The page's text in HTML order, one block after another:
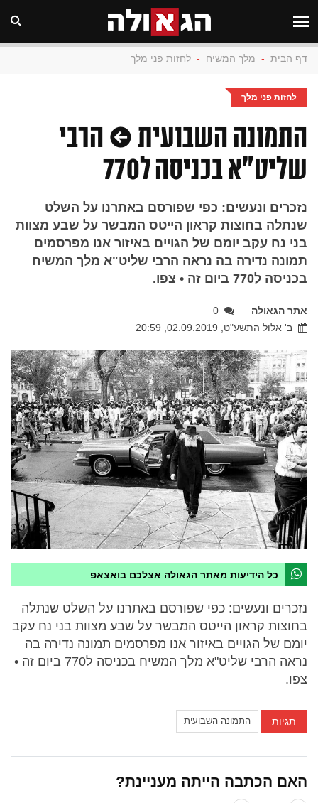
דף הבית - מלך המשיח - לחזות פני מלך
לחזות פני מלך
התמונה השבועית • הרבי
שליט"א בכניסה ל770
נזכרים ונעשים: כפי שפורסם באתרנו על השלט
שנתלה בחוצות קראון הייטס המבשר על שבע מצוות
בני נח עקב יומם של הגויים באיזור אנו מפרסמים
תמונה נדירה בה נראה הרבי שליט"א מלך המשיח
בכניסה ל770 ביום זה • צפו.
אתר הגאולה
0
ב' אלול התשע"ט, 02.09.2019, 20:59
כל הידיעות מאתר הגאולה אצלכם בואצאפ
נזכרים ונעשים: כפי שפורסם באתרנו על השלט שנתלה
בחוצות קראון הייטס המבשר על שבע מצוות בני נח עקב
יומם של הגויים באיזור אנו מפרסמים תמונה נדירה בה
נראה הרבי שליט"א מלך המשיח בכניסה ל770 ביום זה •
צפו.
תגיות התמונה השבועית
האם הכתבה הייתה מעניינת?